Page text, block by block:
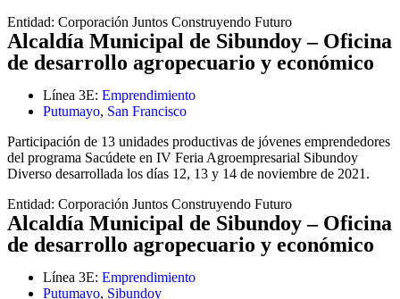
Entidad: Corporación Juntos Construyendo Futuro
Alcaldía Municipal de Sibundoy – Oficina
de desarrollo agropecuario y económico
Línea 3E: Emprendimiento
Putumayo, San Francisco
Participación de 13 unidades productivas de jóvenes emprendedores
del programa Sacúdete en IV Feria Agroempresarial Sibundoy
Diverso desarrollada los días 12, 13 y 14 de noviembre de 2021.
Entidad: Corporación Juntos Construyendo Futuro
Alcaldía Municipal de Sibundoy – Oficina
de desarrollo agropecuario y económico
Línea 3E: Emprendimiento
Putumayo, Sibundoy